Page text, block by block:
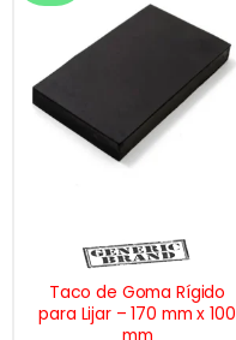
Taco de Goma Rígido
para Lijar – 170 mm x 100